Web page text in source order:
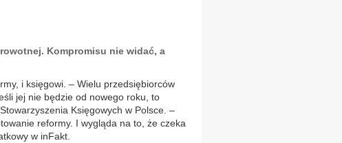
Kompromisu nie widać, a
i księgowi. – Wielu przedsiębiorców
jej nie będzie od nowego roku, to
Księgowych w Polsce. –
reformy. I wygląda na to, że czeka
w inFakt.